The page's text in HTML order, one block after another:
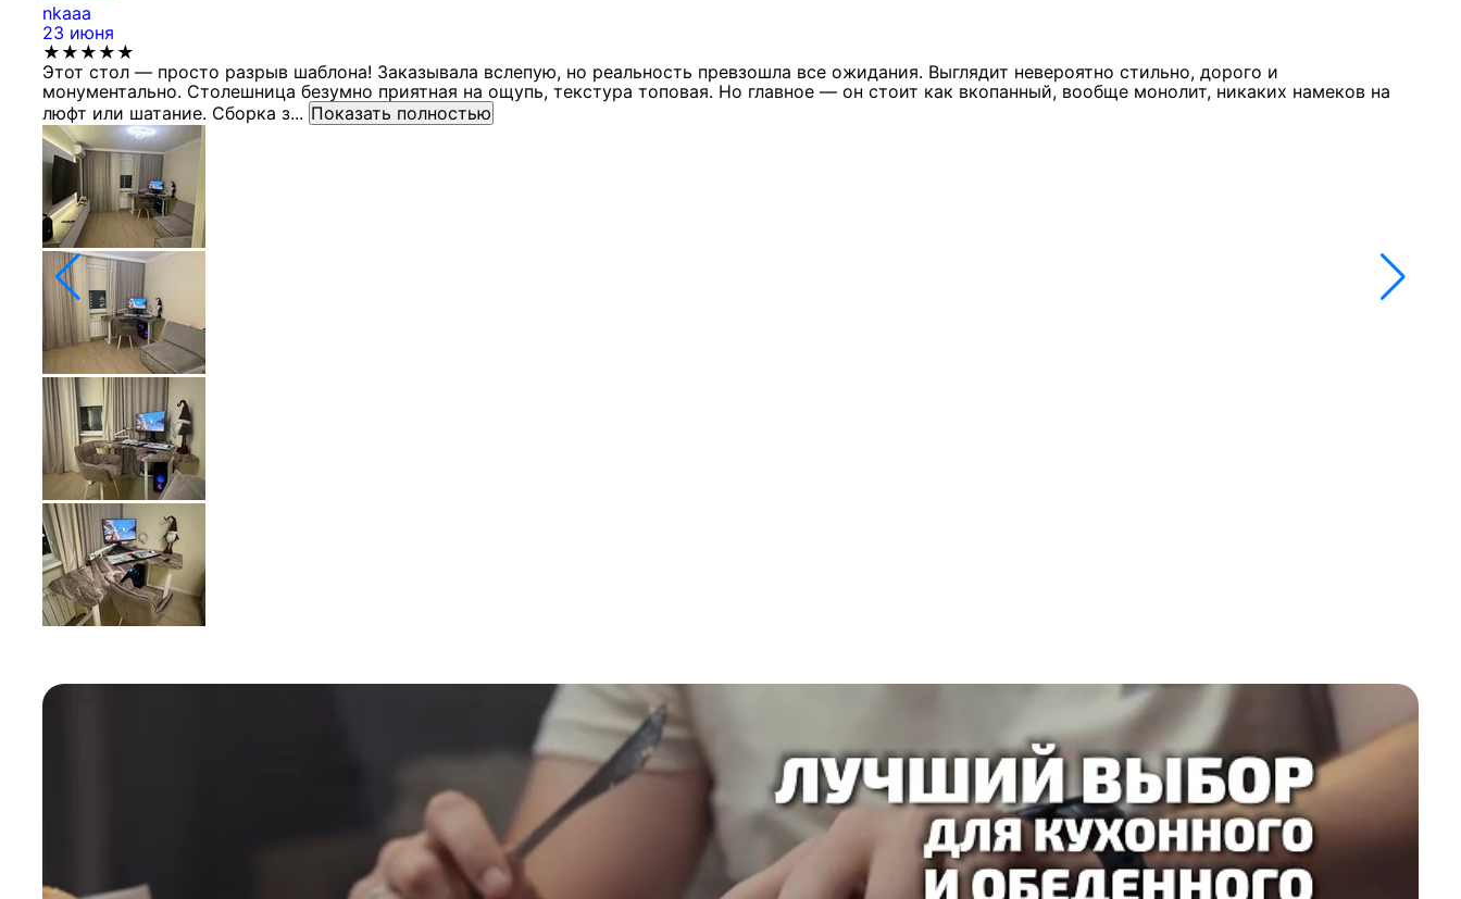
nkaaa
23 июня
★★★★★
Этот стол — просто разрыв шаблона! Заказывала вслепую, но реальность превзошла все ожидания. Выглядит невероятно стильно, дорого и
монументально. Столешница безумно приятная на ощупь, текстура топовая. Но главное — он стоит как вкопанный, вообще монолит, никаких намеков на
люфт или шатание. Сборка з... Показать полностью